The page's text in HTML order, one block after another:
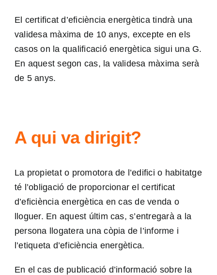
El certificat d’eficiència energètica tindrà una
validesa màxima de 10 anys, excepte en els
casos on la qualificació energètica sigui una G.
En aquest segon cas, la validesa màxima serà
de 5 anys.
A qui va dirigit?
La propietat o promotora de l’edifici o habitatge
té l’obligació de proporcionar el certificat
d’eficiència energètica en cas de venda o
lloguer. En aquest últim cas, s’entregarà a la
persona llogatera una còpia de l’informe i
l’etiqueta d’eficiència energètica.
En el cas de publicació d’informació sobre la